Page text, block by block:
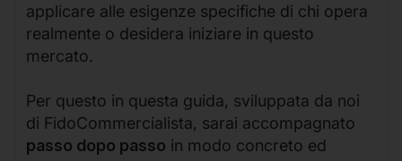
applicare alle esigenze specifiche di chi opera
realmente o desidera iniziare in questo
mercato.
Per questo in questa guida, sviluppata da noi
di FidoCommercialista, sarai accompagnato
passo dopo passo in modo concreto ed